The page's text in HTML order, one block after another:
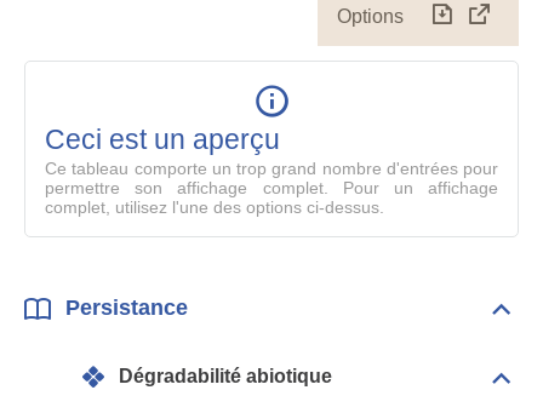
Options
le
Ceci est un aperçu
Ce tableau comporte un trop grand nombre d'entrées pour
permettre son affichage complet. Pour un affichage
complet, utilisez l'une des options ci-dessus.
Persistance
Dégradabilité abiotique